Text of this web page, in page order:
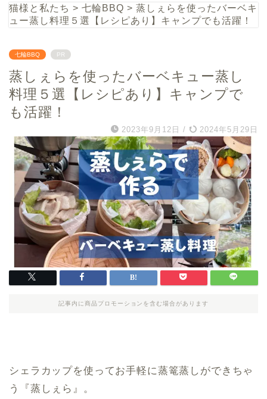
猫様と私たち > 七輪BBQ > 蒸しぇらを使ったバーベキ
ュー蒸し料理５選【レシピあり】キャンプでも活躍！
七輪BBQ PR
蒸しぇらを使ったバーベキュー蒸し
料理５選【レシピあり】キャンプで
も活躍！
2023年9月12日 / 2024年5月29日
記事内に商品プロモーションを含む場合があります
シェラカップを使ってお手軽に蒸篭蒸しができちゃ
う『蒸しぇら』。